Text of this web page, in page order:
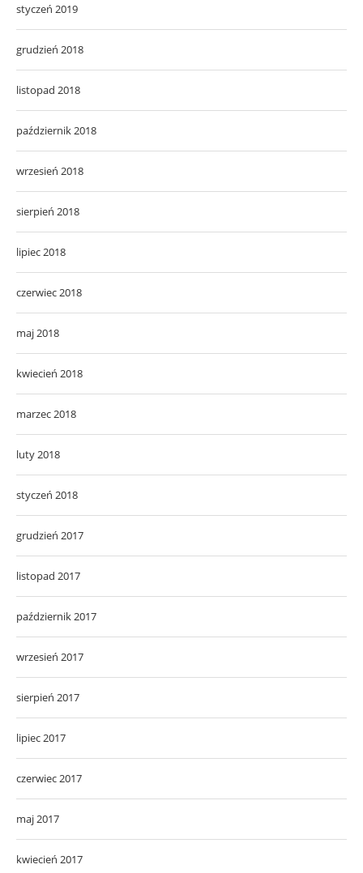
styczeń 2019
grudzień 2018
listopad 2018
październik 2018
wrzesień 2018
sierpień 2018
lipiec 2018
czerwiec 2018
maj 2018
kwiecień 2018
marzec 2018
luty 2018
styczeń 2018
grudzień 2017
listopad 2017
październik 2017
wrzesień 2017
sierpień 2017
lipiec 2017
czerwiec 2017
maj 2017
kwiecień 2017